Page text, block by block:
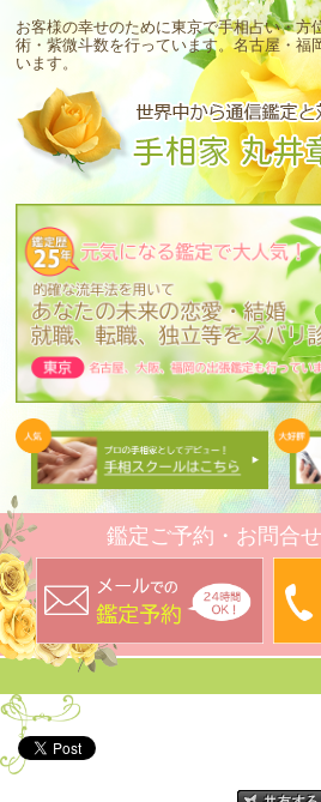
お客様の幸せのために東京で手相占い・方
術・紫微斗数を行っています。名古屋・福
います。
鑑定ご予約・お問合